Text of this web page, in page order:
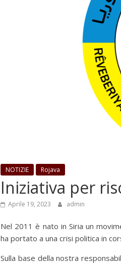
NOTIZIE Rojava
Iniziativa per
Aprile 19, 2023 admin
Nel 2011 è nato in Siria un
ha portato a una crisi politica in
Sulla base della nostra